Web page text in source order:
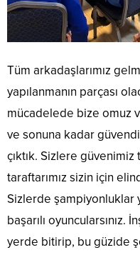
Tüm arkadaşlarımız
yapılanmanın parçası
mücadelede bize omuz
ve sonuna kadar
çıktık. Sizlere
taraftarımız sizin için
Sizlerde şampiyonluklar
başarılı
yerde bitirip, bu güzide